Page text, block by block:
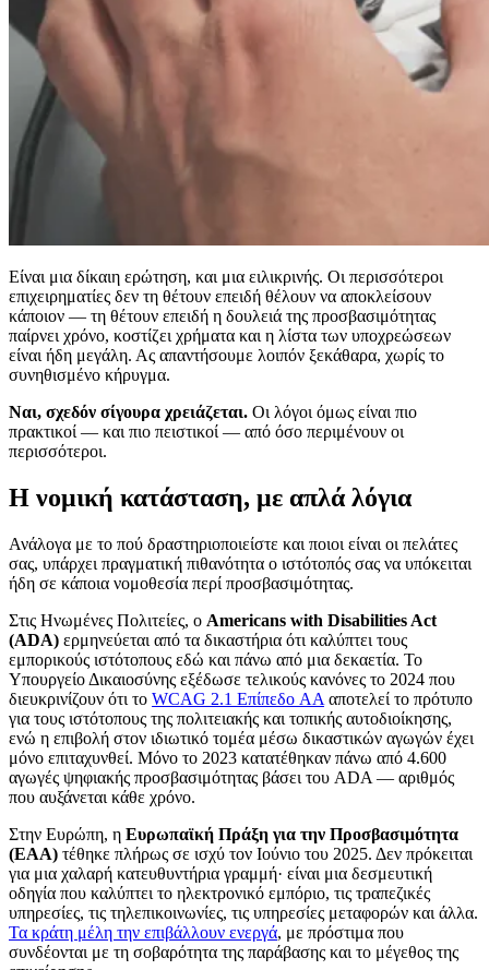
Είναι μια δίκαιη ερώτηση, και μια ειλικρινής. Οι περισσότεροι
επιχειρηματίες δεν τη θέτουν επειδή θέλουν να αποκλείσουν
κάποιον — τη θέτουν επειδή η δουλειά της προσβασιμότητας
παίρνει χρόνο, κοστίζει χρήματα και η λίστα των υποχρεώσεων
είναι ήδη μεγάλη. Ας απαντήσουμε λοιπόν ξεκάθαρα, χωρίς το
συνηθισμένο κήρυγμα.
Ναι, σχεδόν σίγουρα χρειάζεται. Οι λόγοι όμως είναι πιο
πρακτικοί — και πιο πειστικοί — από όσο περιμένουν οι
περισσότεροι.
Η νομική κατάσταση, με απλά λόγια
Ανάλογα με το πού δραστηριοποιείστε και ποιοι είναι οι πελάτες
σας, υπάρχει πραγματική πιθανότητα ο ιστότοπός σας να υπόκειται
ήδη σε κάποια νομοθεσία περί προσβασιμότητας.
Στις Ηνωμένες Πολιτείες, ο Americans with Disabilities Act
(ADA) ερμηνεύεται από τα δικαστήρια ότι καλύπτει τους
εμπορικούς ιστότοπους εδώ και πάνω από μια δεκαετία. Το
Υπουργείο Δικαιοσύνης εξέδωσε τελικούς κανόνες το 2024 που
διευκρινίζουν ότι το WCAG 2.1 Επίπεδο AA αποτελεί το πρότυπο
για τους ιστότοπους της πολιτειακής και τοπικής αυτοδιοίκησης,
ενώ η επιβολή στον ιδιωτικό τομέα μέσω δικαστικών αγωγών έχει
μόνο επιταχυνθεί. Μόνο το 2023 κατατέθηκαν πάνω από 4.600
αγωγές ψηφιακής προσβασιμότητας βάσει του ADA — αριθμός
που αυξάνεται κάθε χρόνο.
Στην Ευρώπη, η Ευρωπαϊκή Πράξη για την Προσβασιμότητα
(EAA) τέθηκε πλήρως σε ισχύ τον Ιούνιο του 2025. Δεν πρόκειται
για μια χαλαρή κατευθυντήρια γραμμή· είναι μια δεσμευτική
οδηγία που καλύπτει το ηλεκτρονικό εμπόριο, τις τραπεζικές
υπηρεσίες, τις τηλεπικοινωνίες, τις υπηρεσίες μεταφορών και άλλα.
Τα κράτη μέλη την επιβάλλουν ενεργά, με πρόστιμα που
συνδέονται με τη σοβαρότητα της παράβασης και το μέγεθος της